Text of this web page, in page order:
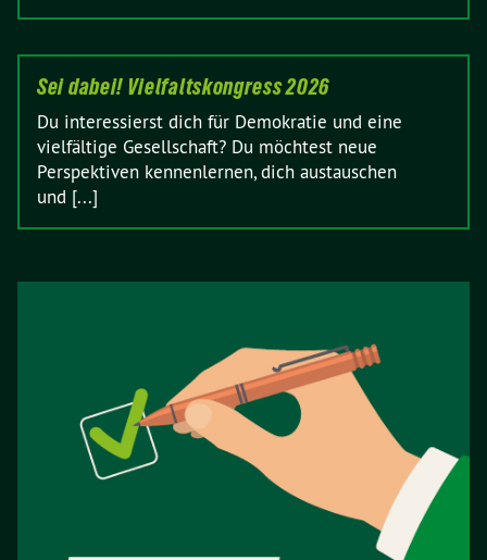
Sei dabei! Vielfaltskongress 2026
Du interessierst dich für Demokratie und eine
vielfältige Gesellschaft? Du möchtest neue
Perspektiven kennenlernen, dich austauschen
und [...]